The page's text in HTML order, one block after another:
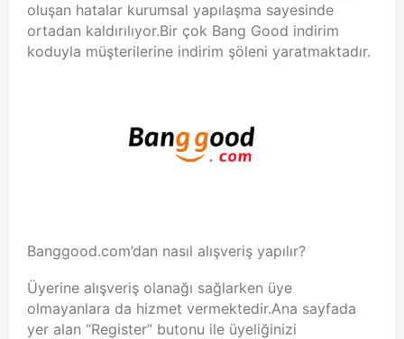
oluşan hatalar kurumsal yapılaşma sayesinde
ortadan kaldırılıyor.Bir çok Bang Good indirim
koduyla müşterilerine indirim şöleni yaratmaktadır.
Banggood.com’dan nasıl alışveriş yapılır?
Üyerine alışveriş olanağı sağlarken üye
olmayanlara da hizmet vermektedir.Ana sayfada
yer alan “Register” butonu ile üyeliğinizi